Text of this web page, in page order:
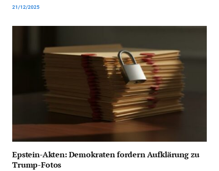
21/12/2025
Epstein-Akten: Demokraten fordern Aufklärung zu
Trump-Fotos